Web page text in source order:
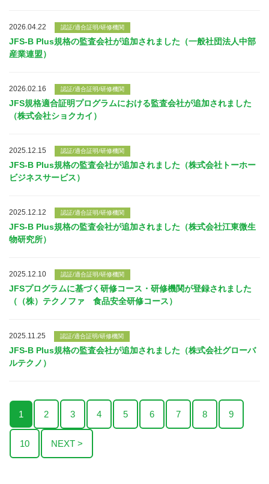
2026.04.22 認証/適合証明/研修機関
JFS-B Plus規格の監査会社が追加されました（一般社団法人中部
産業連盟）
2026.02.16 認証/適合証明/研修機関
JFS規格適合証明プログラムにおける監査会社が追加されました
（株式会社ショクカイ）
2025.12.15 認証/適合証明/研修機関
JFS-B Plus規格の監査会社が追加されました（株式会社トーホー
ビジネスサービス）
2025.12.12 認証/適合証明/研修機関
JFS-B Plus規格の監査会社が追加されました（株式会社江東微生
物研究所）
2025.12.10 認証/適合証明/研修機関
JFSプログラムに基づく研修コース・研修機関が登録されました
（（株）テクノファ 食品安全研修コース）
2025.11.25 認証/適合証明/研修機関
JFS-B Plus規格の監査会社が追加されました（株式会社グローバ
ルテクノ）
1 2 3 4 5 6 7 8 9
10 NEXT >